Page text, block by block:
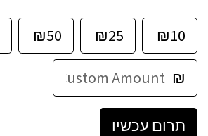
₪10
₪25
₪50
₪
תרום עכשיו